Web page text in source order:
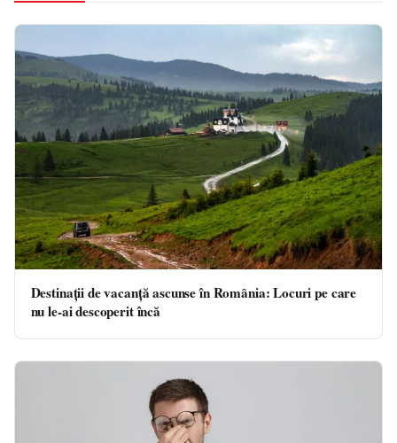
Destinații de vacanță ascunse în România: Locuri pe care
nu le-ai descoperit încă